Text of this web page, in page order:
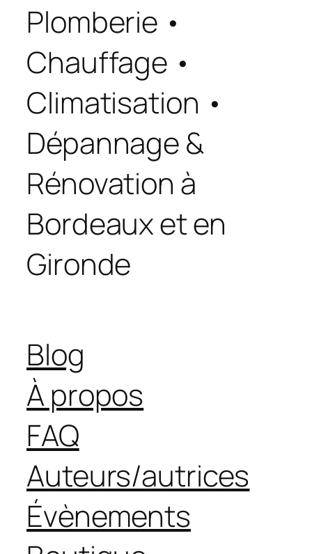
Plomberie •
Chauffage •
Climatisation •
Dépannage &
Rénovation à
Bordeaux et en
Gironde
Blog
À propos
FAQ
Auteurs/autrices
Évènements